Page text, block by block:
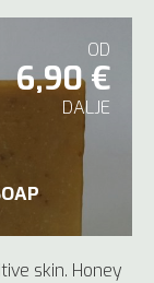
OD
6,90 €
DALJE
skin. Honey